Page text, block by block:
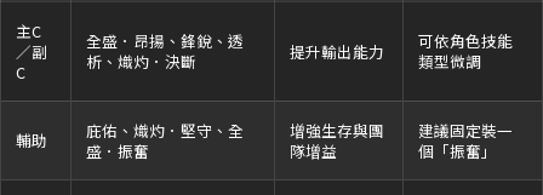
主C
／副
C
全盛．昂揚、鋒銳、透
析、熾灼．決斷
提升輸出能力
可依角色技能
類型微調
輔助
庇佑、熾灼．堅守、全
盛．振奮
增強生存與團
隊增益
建議固定裝一
個「振奮」